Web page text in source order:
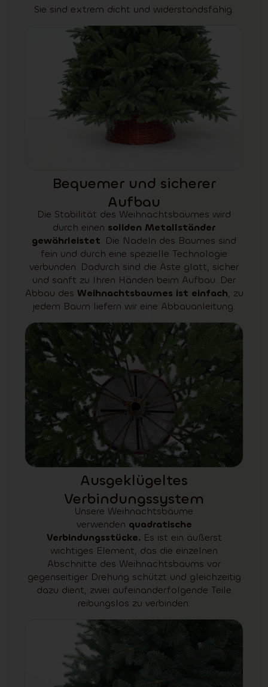
Sie sind extrem dicht und widerstandsfähig.
Bequemer und sicherer
Aufbau
Die Stabilität des Weihnachtsbaumes wird
durch einen soliden Metallständer
gewährleistet. Die Nadeln des Baumes sind
fein und durch eine spezielle Technologie
verbunden. Dadurch sind die Äste glatt, sicher
und sanft zu Ihren Händen beim Aufbau. Der
Abbau des Weihnachtsbaumes ist einfach, zu
jedem Baum liefern wir eine Abbauanleitung.
Ausgeklügeltes
Verbindungssystem
Unsere Weihnachtsbäume
verwenden quadratische
Verbindungsstücke. Es ist ein äußerst
wichtiges Element, das die einzelnen
Abschnitte des Weihnachtsbaums vor
gegenseitiger Drehung schützt und gleichzeitig
dazu dient, zwei aufeinanderfolgende Teile
reibungslos zu verbinden.